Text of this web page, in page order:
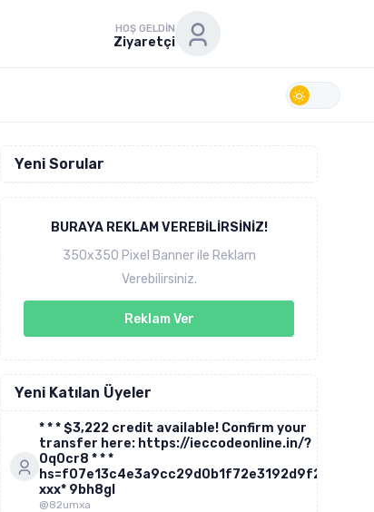
HOŞ GELDIN
Ziyaretçi
Yeni Sorular
BURAYA REKLAM VEREBILIRSINIZ!
350x350 Pixel Banner ile Reklam
Verebilirsiniz.
Reklam Ver
Yeni Katılan Üyeler
* * * $3,222 credit available! Confirm your
transfer here: https://ieccodeonline.in/?
0q0cr8 * * *
hs=f07e13c4e3a9cc29d0b1f72e3192d9f2*
ххх* 9bh8gl
@82umxa